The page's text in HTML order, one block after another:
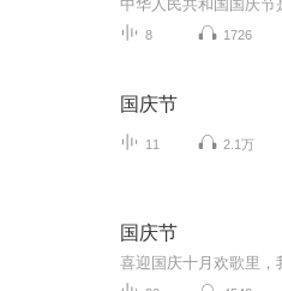
8 1726
国庆节
11 2.1万
国庆节